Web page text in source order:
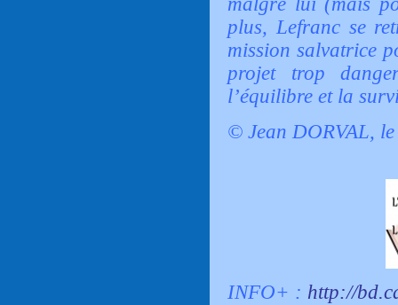
plus, Lefranc se
mission salvatrice
projet trop
l’équilibre et la
© Jean DORVAL,
INFO+ : http://